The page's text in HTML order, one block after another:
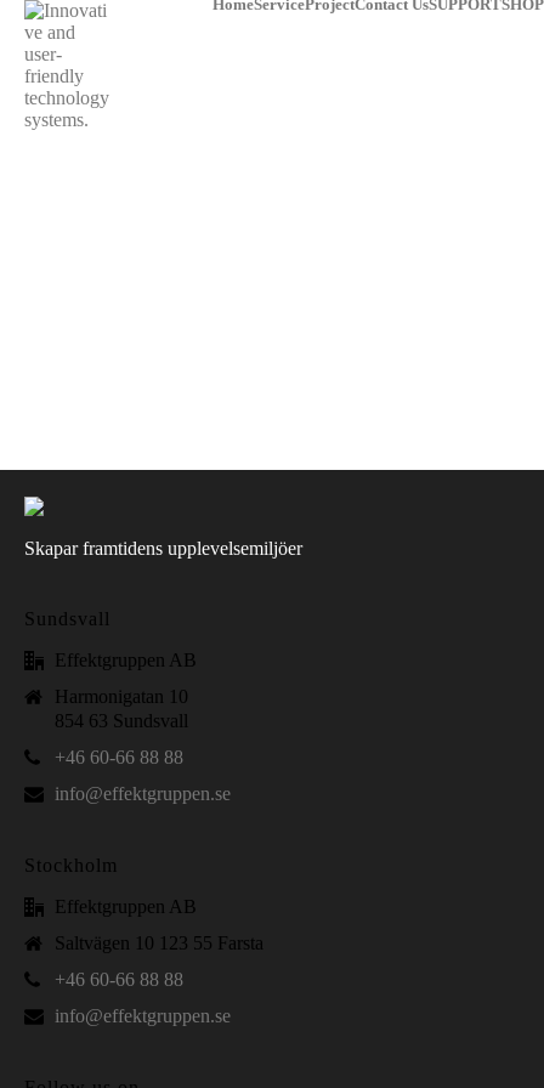
HomeServiceProjectContact UsSUPPORTSHOP
Skapar framtidens upplevelsemiljöer
Sundsvall
Effektgruppen AB
Harmonigatan 10
854 63 Sundsvall
+46 60-66 88 88
info@effektgruppen.se
Stockholm
Effektgruppen AB
Saltvägen 10 123 55 Farsta
+46 60-66 88 88
info@effektgruppen.se